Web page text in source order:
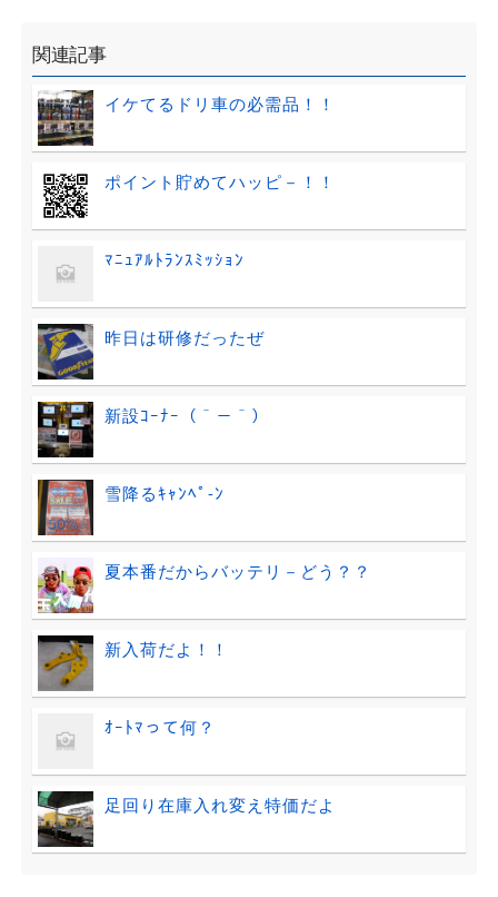
関連記事
イケてるドリ車の必需品！！
ポイント貯めてハッピ－！！
ﾏﾆｭｱﾙﾄﾗﾝｽﾐｯｼｮﾝ
昨日は研修だったぜ
新設ｺｰﾅｰ（＾－＾）
雪降るｷｬﾝﾍﾟ-ﾝ
夏本番だからバッテリ－どう？？
新入荷だよ！！
ｵｰﾄﾏって何？
足回り在庫入れ変え特価だよ